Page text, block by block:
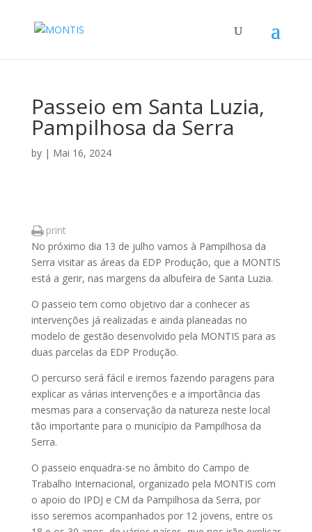
Passeio em Santa Luzia,
Pampilhosa da Serra
by | Mai 16, 2024
print
No próximo dia 13 de julho vamos à Pampilhosa da
Serra visitar as áreas da EDP Produção, que a MONTIS
está a gerir, nas margens da albufeira de Santa Luzia.
O passeio tem como objetivo dar a conhecer as
intervenções já realizadas e ainda planeadas no
modelo de gestão desenvolvido pela MONTIS para as
duas parcelas da EDP Produção.
O percurso será fácil e iremos fazendo paragens para
explicar as várias intervenções e a importância das
mesmas para a conservação da natureza neste local
tão importante para o município da Pampilhosa da
Serra.
O passeio enquadra-se no âmbito do Campo de
Trabalho Internacional, organizado pela MONTIS com
o apoio do IPDJ e CM da Pampilhosa da Serra, por
isso seremos acompanhados por 12 jovens, entre os